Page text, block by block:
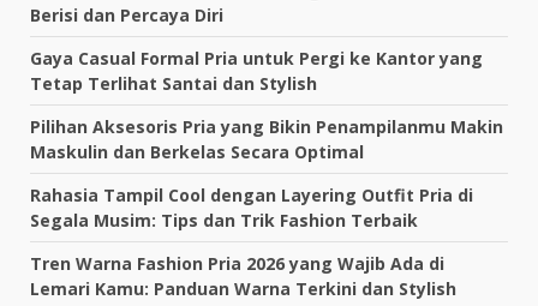
Berisi dan Percaya Diri
Gaya Casual Formal Pria untuk Pergi ke Kantor yang
Tetap Terlihat Santai dan Stylish
Pilihan Aksesoris Pria yang Bikin Penampilanmu Makin
Maskulin dan Berkelas Secara Optimal
Rahasia Tampil Cool dengan Layering Outfit Pria di
Segala Musim: Tips dan Trik Fashion Terbaik
Tren Warna Fashion Pria 2026 yang Wajib Ada di
Lemari Kamu: Panduan Warna Terkini dan Stylish